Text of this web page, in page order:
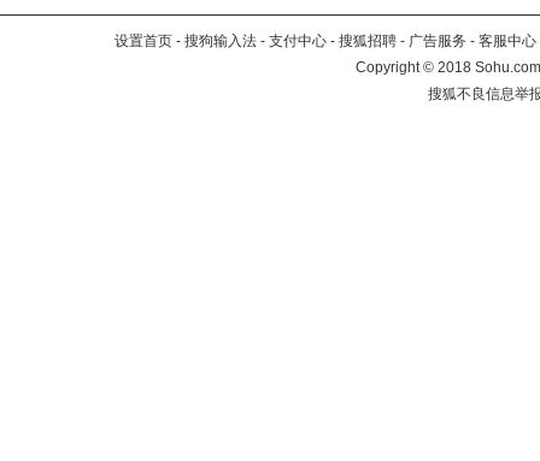
设置首页 - 搜狗输入法 - 支付中心 - 搜狐招聘 - 广告服务 - 客服中心
Copyright©2018
搜狐不良信息举